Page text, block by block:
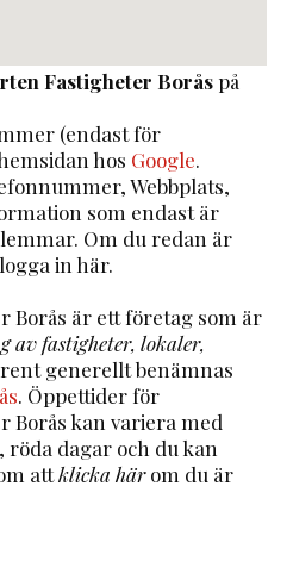
Fastigheter Boråspå
(endast för
hos Google.
Webbplats,
som endast är
Om du redan är
in här.
Borås är ett företag som är
av fastigheter, lokaler,
generellt benämnas
. Öppettider för
Borås kan variera med
dagar och du kan
attklicka härom du är